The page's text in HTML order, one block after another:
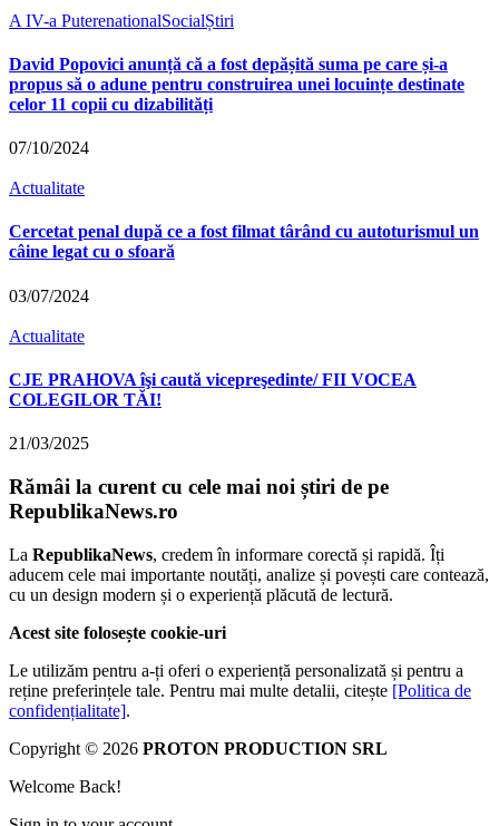
A IV-a PuterenationalSocialȘtiri
David Popovici anunță că a fost depășită suma pe care și-a
propus să o adune pentru construirea unei locuințe destinate
celor 11 copii cu dizabilități
07/10/2024
Actualitate
Cercetat penal după ce a fost filmat târând cu autoturismul un
câine legat cu o sfoară
03/07/2024
Actualitate
CJE PRAHOVA îşi caută vicepreşedinte/ FII VOCEA
COLEGILOR TĂI!
21/03/2025
Rămâi la curent cu cele mai noi știri de pe
RepublikaNews.ro
La RepublikaNews, credem în informare corectă și rapidă. Îți
aducem cele mai importante noutăți, analize și povești care contează,
cu un design modern și o experiență plăcută de lectură.
Acest site folosește cookie-uri
Le utilizăm pentru a-ți oferi o experiență personalizată și pentru a
reține preferințele tale. Pentru mai multe detalii, citește [Politica de
confidențialitate].
Copyright © 2026 PROTON PRODUCTION SRL
Welcome Back!